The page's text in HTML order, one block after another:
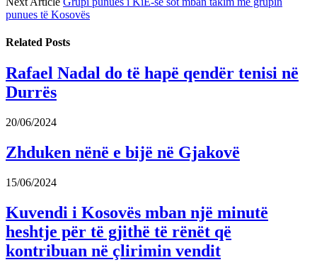
punues të Kosovës
Related Posts
Rafael Nadal do të hapë qendër tenisi në
Durrës
20/06/2024
Zhduken nënë e bijë në Gjakovë
15/06/2024
Kuvendi i Kosovës mban një minutë
heshtje për të gjithë të rënët që
kontribuan në çlirimin vendit